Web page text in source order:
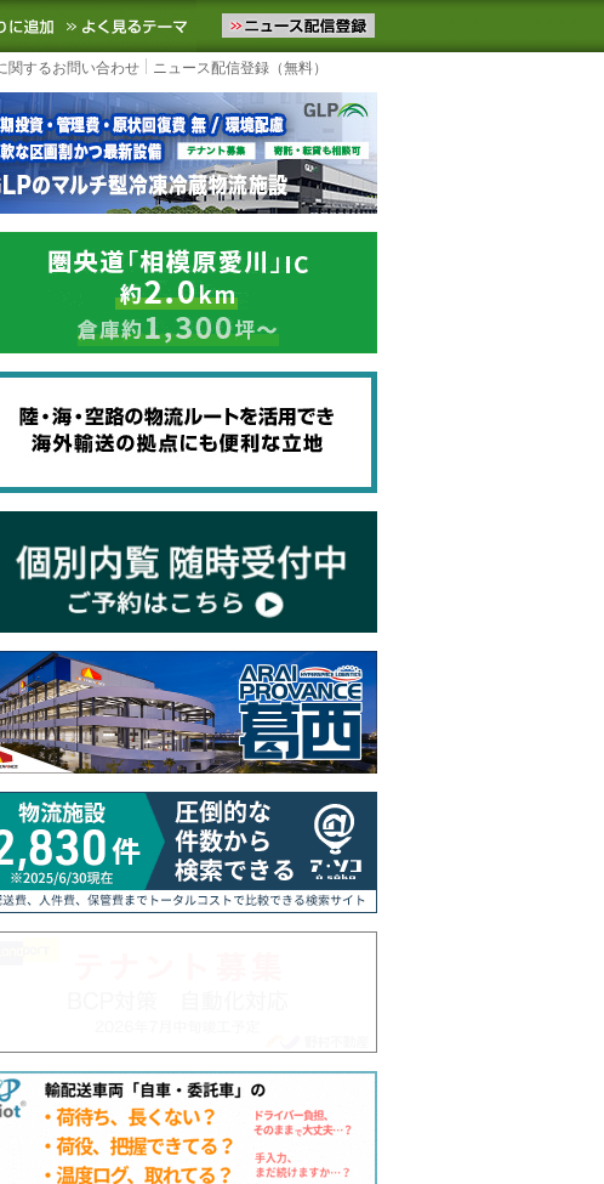
流ニュースをお届けします。物流ニュースメール配信を登録す
お気に入りに追加 よく見るテーマ
関するお問い合わせ ニュース配信登録（無料）